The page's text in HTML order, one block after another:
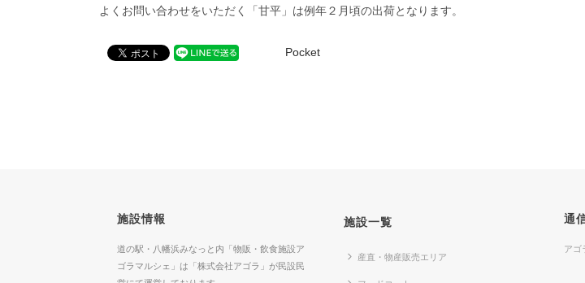
よくお問い合わせをいただく「甘平」は例年２月頃の出荷となります。
Pocket
施設情報
道の駅・八幡浜みなっと内「物販・飲食施設ア
ゴラマルシェ」は「株式会社アゴラ」が民設民
施設一覧
産直・物産販売エリア
通
アゴ